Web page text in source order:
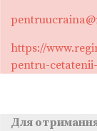
https://
pentru-
Для